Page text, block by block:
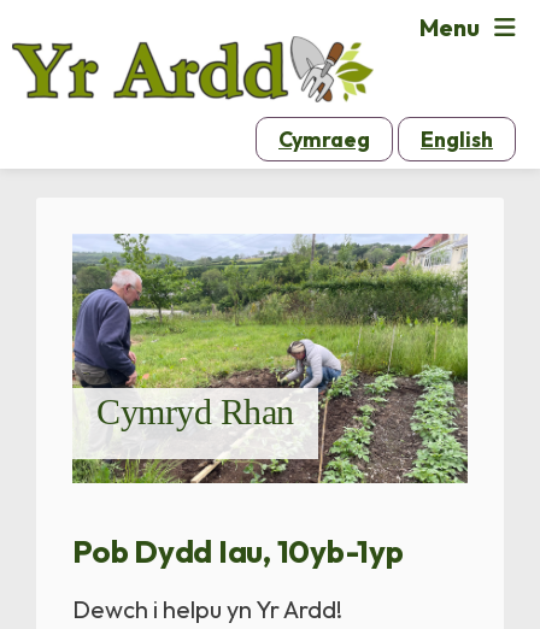
Cymraeg English
Menu
Cymryd Rhan
Pob Dydd Iau, 10yb-1yp
Dewch i helpu yn Yr Ardd!